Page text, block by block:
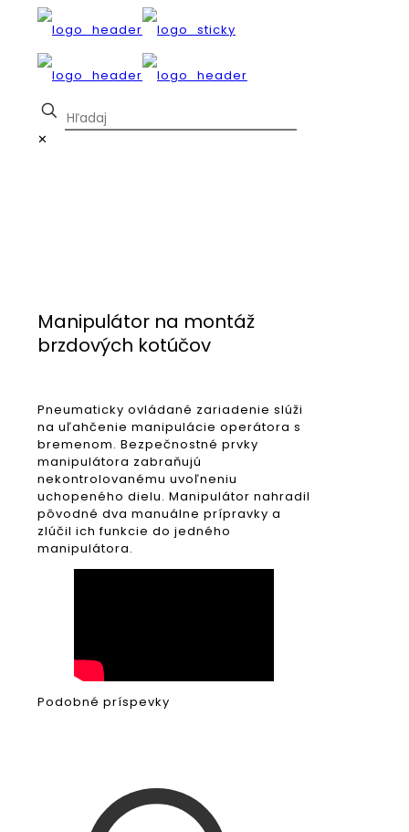
✕
Manipulátor na montáž
brzdových kotúčov
Pneumaticky ovládané zariadenie slúži
na uľahčenie manipulácie operátora s
bremenom. Bezpečnostné prvky
manipulátora zabraňujú
nekontrolovanému uvoľneniu
uchopeného dielu. Manipulátor nahradil
pôvodné dva manuálne prípravky a
zlúčil ich funkcie do jedného
manipulátora.
Podobné príspevky